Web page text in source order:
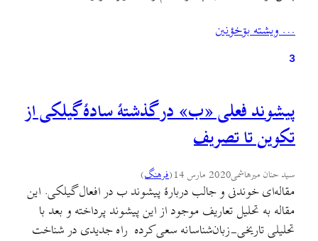
وؤت-ه فارسي خط أجي بدئه بۊ.…
… ويشته بۊخؤنين
3
پیشوند فعلی «ب» در گذشتهٔ سادهٔ گیلکی از
تکوین تا تصریف
سید حنان میرهاشمی2020 مارس 14 (فرهنگ)
مقاله‌ای خوندنی و جالب دربارهٔ پیشوند ب در افعال گیلکی. این
مقاله به تحلیل تعاریف موجود از این پیشوند پرداخته و بعد با
تحلیلی تاریخی-زبان‌شناسانه سعی کرده راه جدیدی در شناخت